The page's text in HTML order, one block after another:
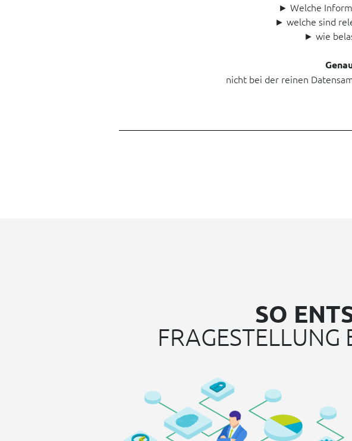
► Welche
► welche sind
► wie
nicht bei der reinen
SO
FRAGESTELLUNG